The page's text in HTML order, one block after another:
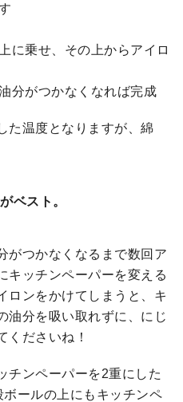
に乗せ、その上からアイロ
分がつかなくなれば完成
た温度となりますが、綿
ベスト。
がつかなくなるまで数回ア
キッチンペーパーを変える
ロンをかけてしまうと、キ
油分を吸い取れずに、にじ
くださいね！
チンペーパーを2重にした
ールの上にもキッチンペ